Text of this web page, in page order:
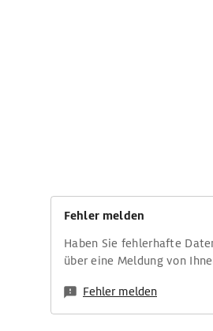
Fehler melden
Haben Sie fehlerhafte
über eine Meldung von
Fehler melden